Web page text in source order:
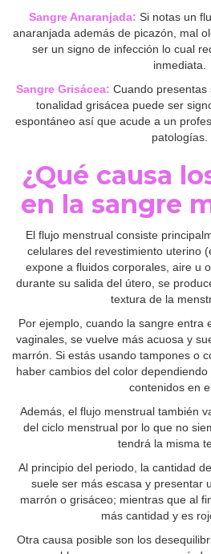
Sangre Anaranjada: Si notas un
anaranjada además de picazón, mal
ser un signo de infección lo cual
inmediata.
Sangre Grisácea: Cuando presentas
tonalidad grisácea puede ser
espontáneo así que acude a un
patologías.
¿Qué causa
en la sangre
El flujo menstrual consiste
celulares del revestimiento uterino
expone a fluidos corporales, aire u
durante su salida del útero, se
textura de la
Por ejemplo, cuando la sangre entra
vaginales, se vuelve más acuosa y
marrón. Si estás usando tampones o
haber cambios del color
contenidos en
Además, el flujo menstrual también
del ciclo menstrual por lo que no
tendrá la misma
Al principio del periodo, la cantidad
suele ser más escasa y presentar
marrón o grisáceo; mientras que al
más cantidad y es
Otra causa posible son los